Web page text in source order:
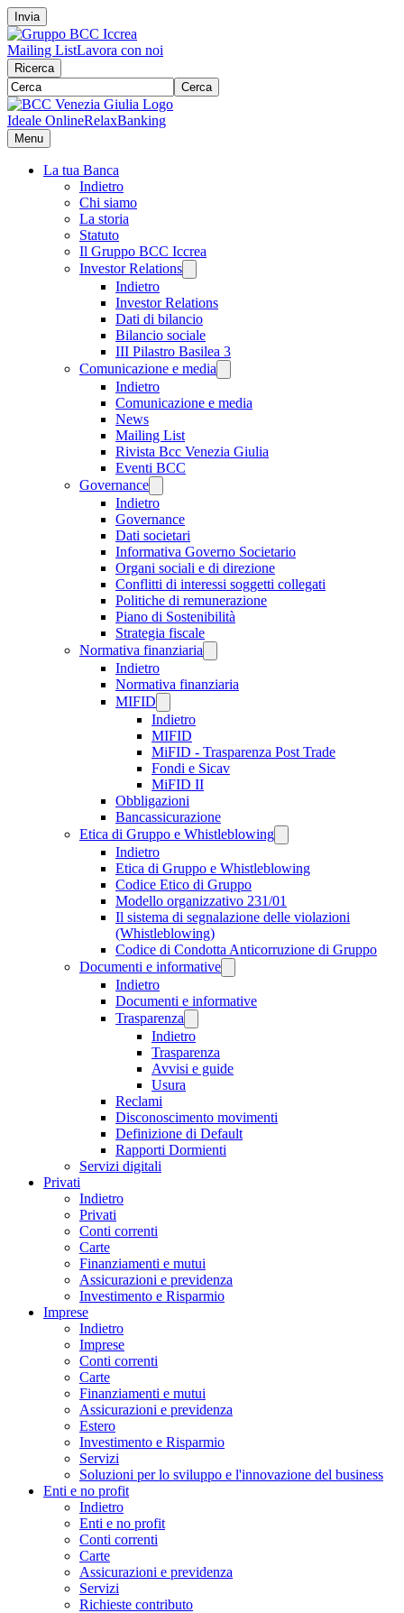
Invia
Mailing ListLavora con noi
Ricerca
Cerca
Ideale OnlineRelaxBanking
Menu
La tua Banca
Indietro
Chi siamo
La storia
Statuto
Il Gruppo BCC Iccrea
Investor Relations
Indietro
Investor Relations
Dati di bilancio
Bilancio sociale
III Pilastro Basilea 3
Comunicazione e media
Indietro
Comunicazione e media
News
Mailing List
Rivista Bcc Venezia Giulia
Eventi BCC
Governance
Indietro
Governance
Dati societari
Informativa Governo Societario
Organi sociali e di direzione
Conflitti di interessi soggetti collegati
Politiche di remunerazione
Piano di Sostenibilità
Strategia fiscale
Normativa finanziaria
Indietro
Normativa finanziaria
MIFID
Indietro
MIFID
MiFID - Trasparenza Post Trade
Fondi e Sicav
MiFID II
Obbligazioni
Bancassicurazione
Etica di Gruppo e Whistleblowing
Indietro
Etica di Gruppo e Whistleblowing
Codice Etico di Gruppo
Modello organizzativo 231/01
Il sistema di segnalazione delle violazioni
(Whistleblowing)
Codice di Condotta Anticorruzione di Gruppo
Documenti e informative
Indietro
Documenti e informative
Trasparenza
Indietro
Trasparenza
Avvisi e guide
Usura
Reclami
Disconoscimento movimenti
Definizione di Default
Rapporti Dormienti
Servizi digitali
Privati
Indietro
Privati
Conti correnti
Carte
Finanziamenti e mutui
Assicurazioni e previdenza
Investimento e Risparmio
Imprese
Indietro
Imprese
Conti correnti
Carte
Finanziamenti e mutui
Assicurazioni e previdenza
Estero
Investimento e Risparmio
Servizi
Soluzioni per lo sviluppo e l'innovazione del business
Enti e no profit
Indietro
Enti e no profit
Conti correnti
Carte
Assicurazioni e previdenza
Servizi
Richieste contributo